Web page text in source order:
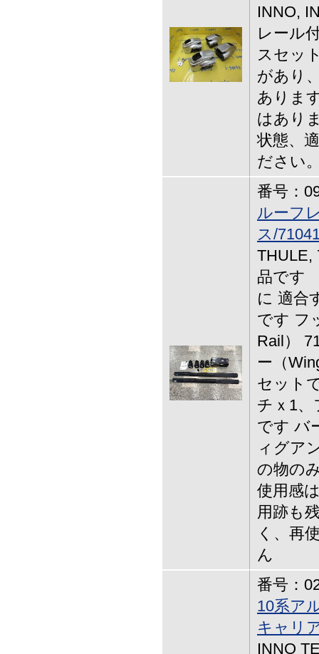
INNO,
レール
スセッ
があり
ありま
はあり
状態、
ださい
番号：
ルーフ
ス/
THULE,
品です
に 適合
です フ
Rail）
ー（
セット
チｘ1、
です バ
ィグア
の物の
使用感
用跡も
く、再
ん
番号：
10系ア
キャリ
INNO